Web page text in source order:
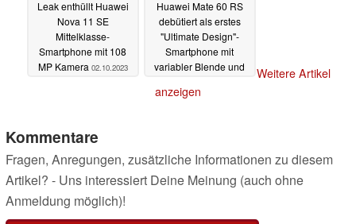
Leak enthüllt Huawei
Nova 11 SE
Mittelklasse-
Smartphone mit 108
MP Kamera 02.10.2023
Huawei Mate 60 RS
debütiert als erstes
"Ultimate Design"-
Smartphone mit
variabler Blende und
25.09.2023
Weitere Artikel
anzeigen
Kommentare
Fragen, Anregungen, zusätzliche Informationen zu diesem
Artikel? - Uns interessiert Deine Meinung (auch ohne
Anmeldung möglich)!